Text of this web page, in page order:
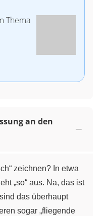
Thema
an den
zeichnen? In etwa
„so“ aus. Na, das ist
das überhaupt
sogar „fliegende